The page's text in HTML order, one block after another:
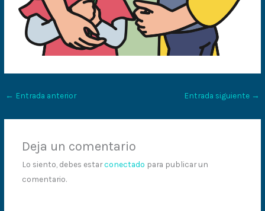
← Entrada anterior Entrada siguiente →
Deja un comentario
Lo siento, debes estarconectado para publicar un
comentario.